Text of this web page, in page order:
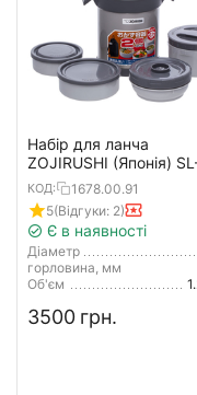
Набір для ланча
ZOJIRUSHI (Японія)
JAF14SA 1.23л к:срібло
КОД:
1678.00.91
5(Відгуки: 2)
Є в наявності
Діаметр
горловина, мм
Об'єм
‍3500‍ грн.